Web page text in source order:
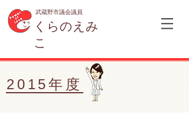
武蔵野市議会議員
くらのえみ
こ
2015年度